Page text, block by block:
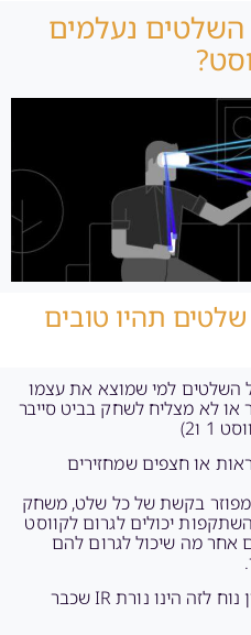
נעלמים
תהיו טובים
השלטים למי שמוצא את עצמו
או לא מצליח לשחק בביט סייבר
ו2)
או חצפים שמחזירים
בקשת של כל שלט, משחק
יכולים לגרום לקווסט
מה שיכול לגרום להם
2. שמרו על תאורה קבועה (פתרון נוח לזה הינו נורת IR שכבר